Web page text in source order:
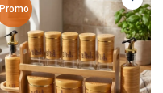
Promo